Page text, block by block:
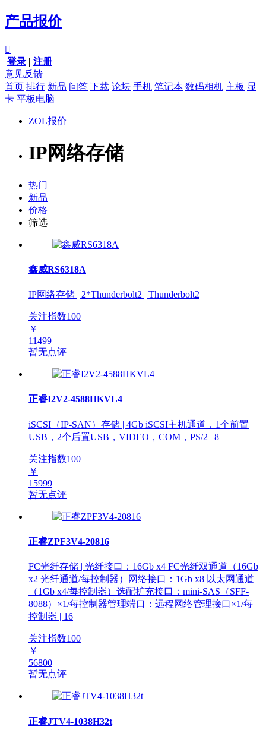
产品报价

登录 | 注册
意见反馈
首页 排行 新品 问答 下载 论坛 手机 笔记本 数码相机 主板 显
卡 平板电脑
ZOL报价
IP网络存储
热门
新品
价格
筛选
鑫威RS6318A
IP网络存储 | 2*Thunderbolt2 | Thunderbolt2
关注指数100
￥
11499
暂无点评
正睿I2V2-4588HKVL4
iSCSI（IP-SAN）存储 | 4Gb iSCSI主机通道，1个前置
USB，2个后置USB，VIDEO，COM，PS/2 | 8
关注指数100
￥
15999
暂无点评
正睿ZPF3V4-20816
FC光纤存储 | 光纤接口：16Gb x4 FC光纤双通道（16Gb
x2 光纤通道/每控制器）网络接口：1Gb x8 以太网通道
（1Gb x4/每控制器）选配扩充接口：mini-SAS（SFF-
8088）×1/每控制器管理端口：远程网络管理接口×1/每
控制器 | 16
关注指数100
￥
56800
暂无点评
正睿JTV4-1038H32t